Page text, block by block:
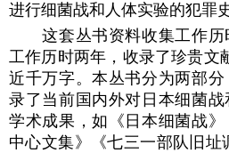
进行细菌战和人体实验的犯罪
这套丛书资料收集工作历
工作历时两年，收录了珍贵文
近千万字。本丛书分为两部
录了当前国内外对日本细菌
学术成果，如《日本细菌战
中心文集》《七三一部队旧址